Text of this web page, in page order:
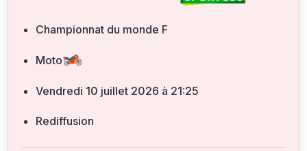
Championnat du monde F
Moto
vendredi 10 juillet 2026 à 21:25
Rediffusion